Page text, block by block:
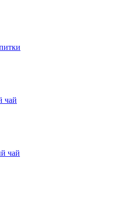
чай
чай